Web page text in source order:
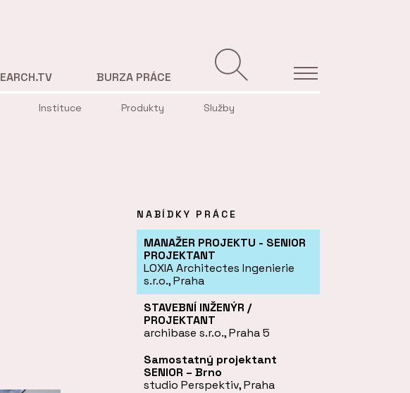
Instituce Produkty Služby
EARCH.TV BURZA PRÁCE
NABÍDKY PRÁCE
MANAŽER PROJEKTU - SENIOR
PROJEKTANT
LOXIA Architectes Ingenierie
s.r.o., Praha
STAVEBNÍ INŽENÝR /
PROJEKTANT
archibase s.r.o., Praha 5
Samostatný projektant
SENIOR – Brno
studio Perspektiv, Praha